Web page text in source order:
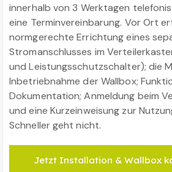
innerhalb von 3 Werktagen
eine Terminvereinbarung. Vor Ort
normgerechte Errichtung eines
Stromanschlusses im
und Leistungsschutzschalter); die
Inbetriebnahme der Wallbox;
Dokumentation; Anmeldung beim
und eine Kurzeinweisung zur
Schneller geht nicht.
Jetzt Installation & Wallbox